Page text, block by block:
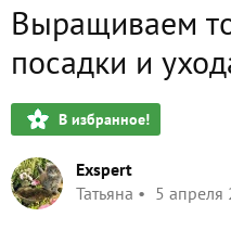
Выращиваем
посадки и
В избранное!
Exspert
Татьяна
5 апреля